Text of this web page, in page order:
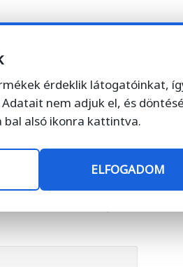
Next Post
nagy bejelentése:
azt, amit korábban
érdeklik látogatóinkat,
nem adjuk el, és
alsó ikonra kattintva.
ELFOGADOM